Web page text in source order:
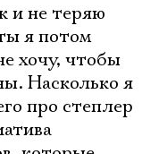
и не теряю
я потом
хочу, чтобы
Насколько я
про степлер